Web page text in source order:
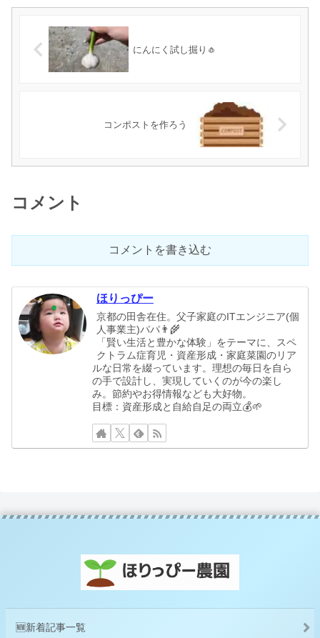
にんにく試し掘り🧄
コンポストを作ろう
コメント
コメントを書き込む
ほりっぴー
京都の田舎在住。父子家庭のITエンジニア(個
人事業主)パパ👨‍🌾
「賢い生活と豊かな体験」をテーマに、スペ
クトラム症育児・資産形成・家庭菜園のリア
ルな日常を綴っています。理想の毎日を自ら
の手で設計し、実現していくのが今の楽し
み。節約やお得情報なども大好物。
目標：資産形成と自給自足の両立💰🌱
🆕新着記事一覧